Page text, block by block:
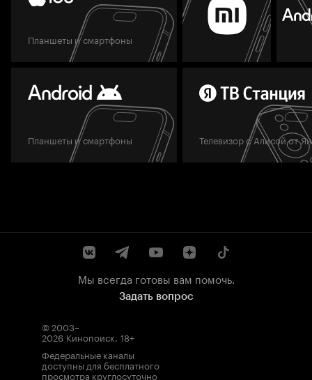
Планшеты и смартфоны
Планшеты и смартфоны Телевизор с Алисой от
Мы всегда готовы вам помочь.
Задать вопрос
© 2003–
2026 Кинопоиск. 18+
Федеральные каналы
доступны для бесплатного
просмотра круглосуточно